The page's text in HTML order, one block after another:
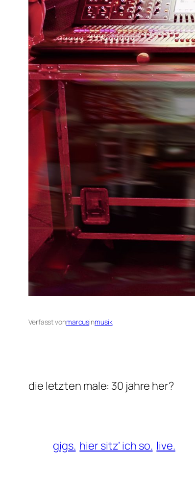
Verfasst vonmarcusinmusik
die letzten male: 30 jahre her?
gigs. hier sitz‘ ich so. live.